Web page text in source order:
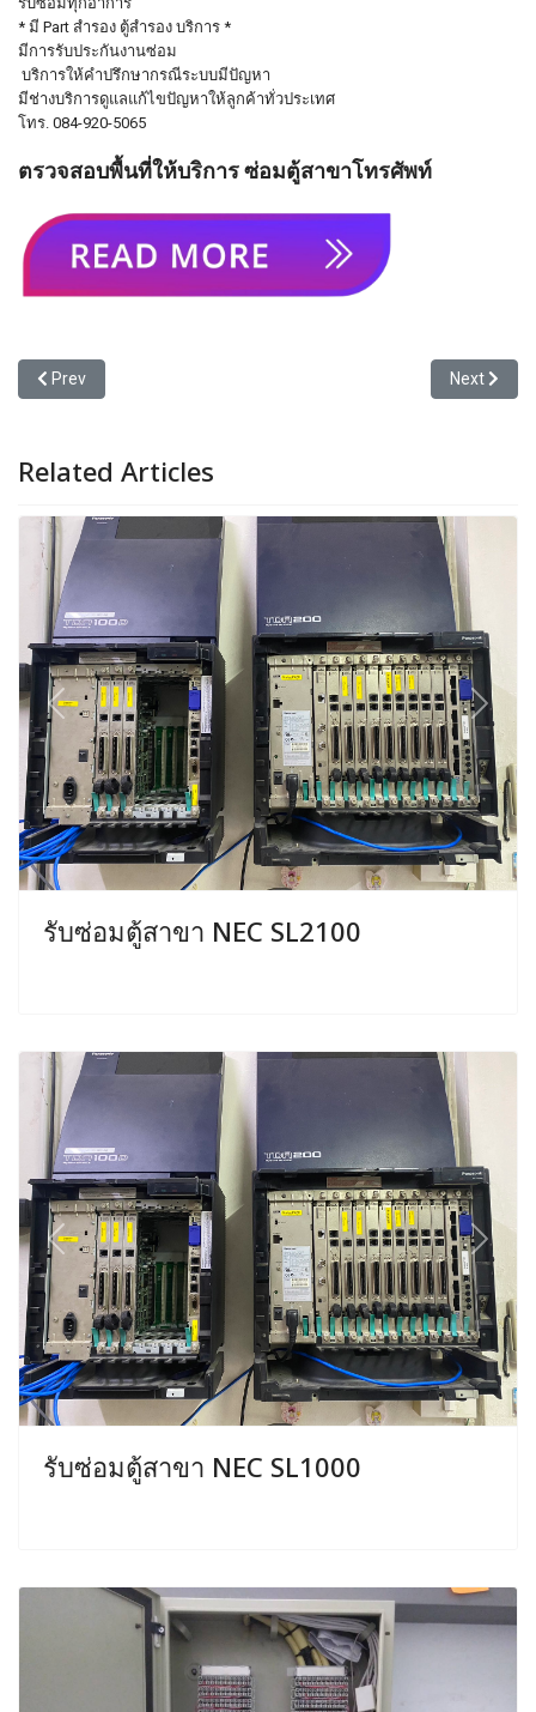
* มี Part สำรอง ตู้สำรอง บริการ *
มีการรับประกันงานซ่อม
บริการให้คำปรึกษากรณีระบบมีปัญหา
มีช่างบริการดูแลแก้ไขปัญหาให้ลูกค้าทั่วประเทศ
โทร. 084-920-5065
ตรวจสอบพื้นที่ให้บริการ ซ่อมตู้สาขาโทรศัพท์
Previous article: รับซ่อมตู้สาขา NEC SL2100
Prev Next
Next
Related Articles
Previous Next
รับซ่อมตู้สาขา NEC SL2100
Previous Next
รับซ่อมตู้สาขา NEC SL1000